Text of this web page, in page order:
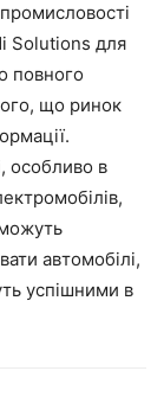
Solutions для
повного
що ринок
особливо в
можуть
автомобілі,
успішними в